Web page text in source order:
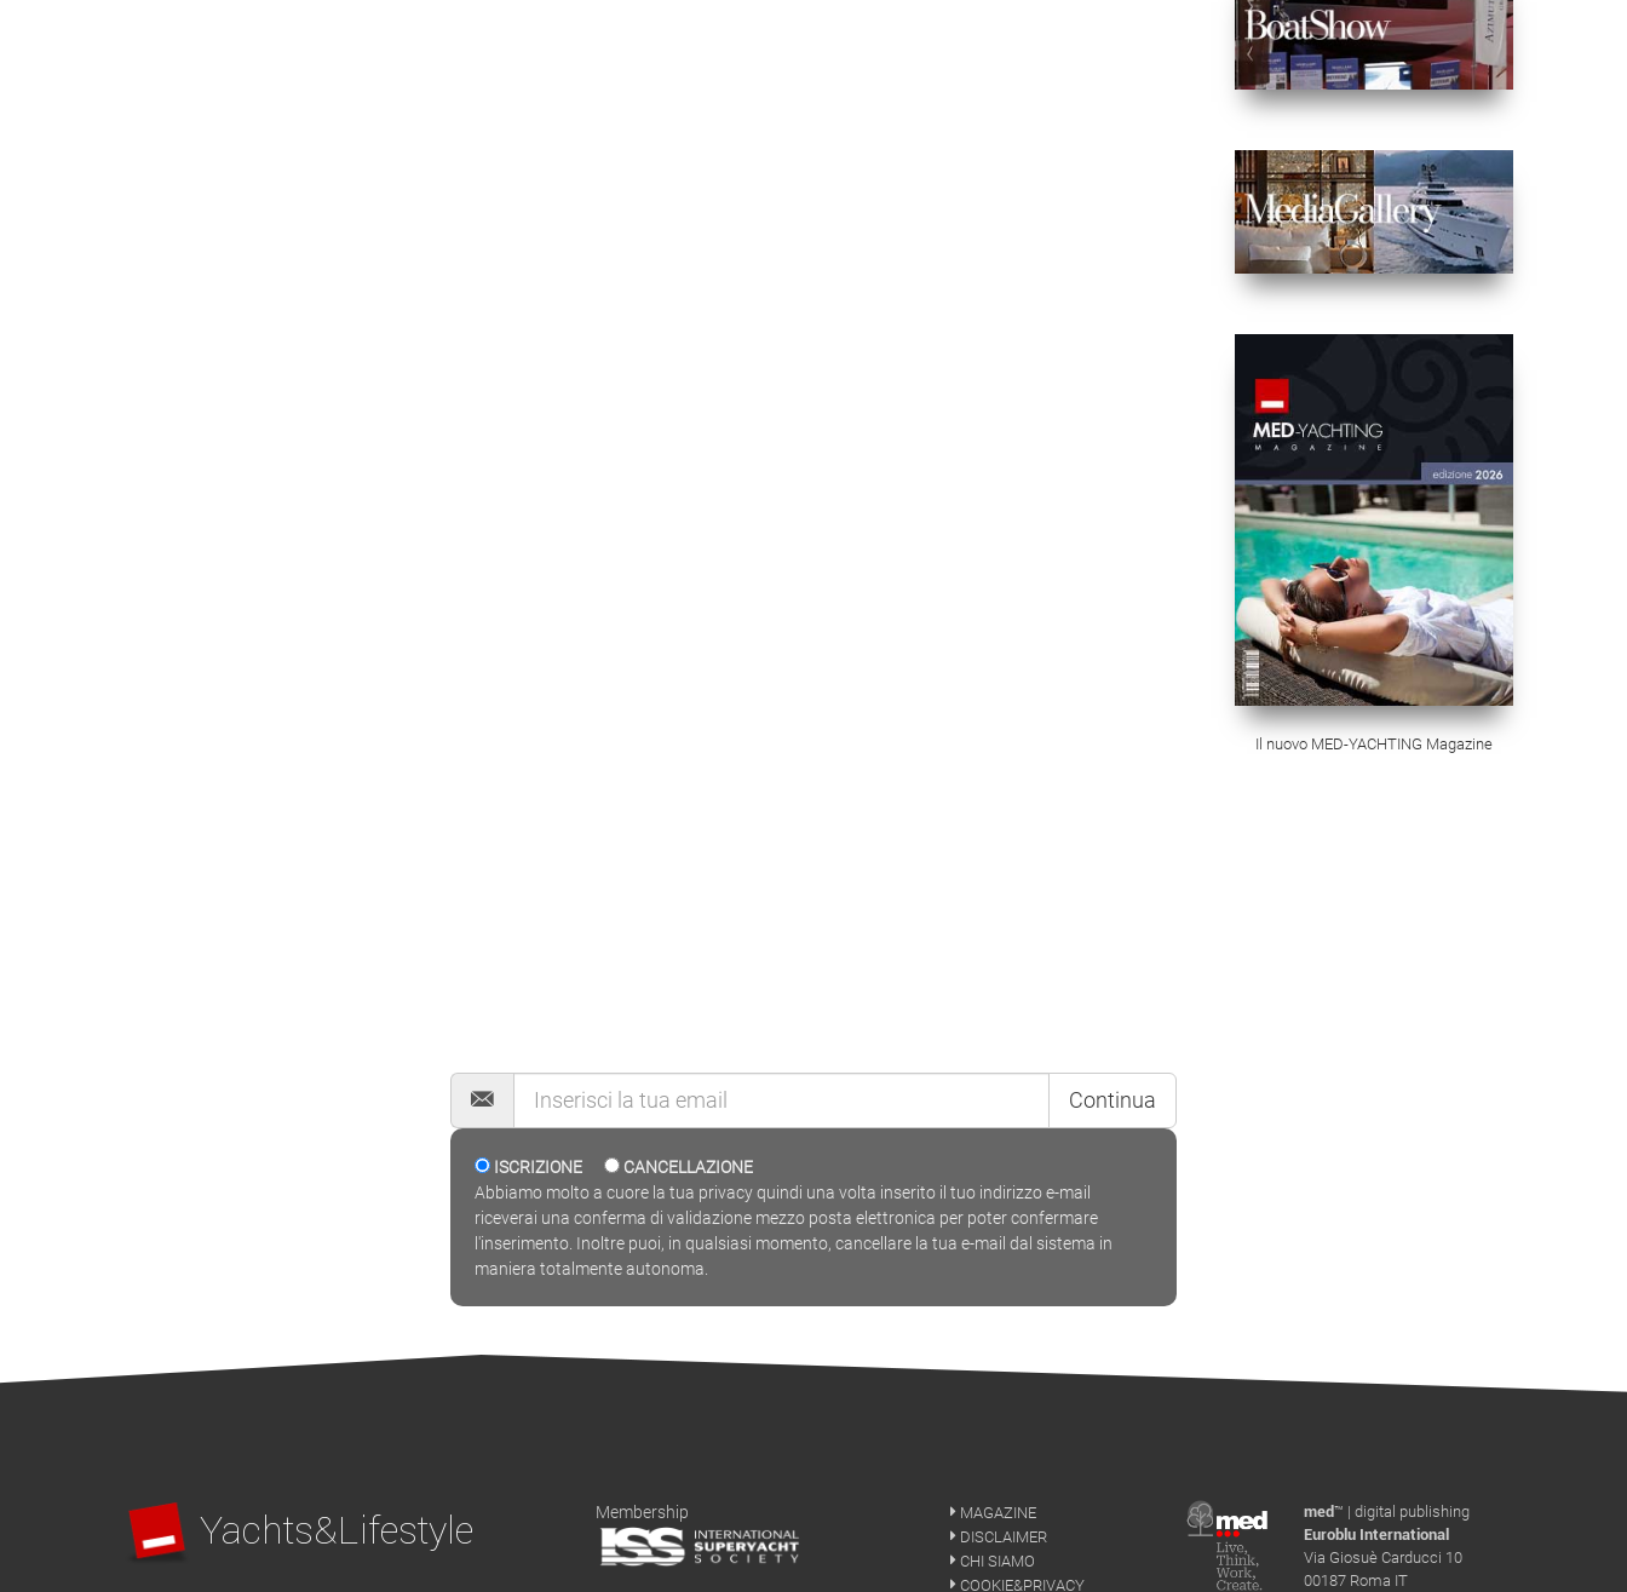
Il nuovo MED-YACHTING Magazine
Continua
ISCRIZIONE
CANCELLAZIONE
Abbiamo molto a cuore la tua privacy quindi una volta inserito il tuo indirizzo e-mail
riceverai una conferma di validazione mezzo posta elettronica per poter confermare
l'inserimento. Inoltre puoi, in qualsiasi momento, cancellare la tua e-mail dal sistema in
maniera totalmente autonoma.
Yachts&Lifestyle Membership
MAGAZINE
DISCLAIMER
CHI SIAMO
COOKIE&PRIVACY
med™ | digital publishing
Euroblu International
Via Giosuè Carducci 10
00187 Roma IT